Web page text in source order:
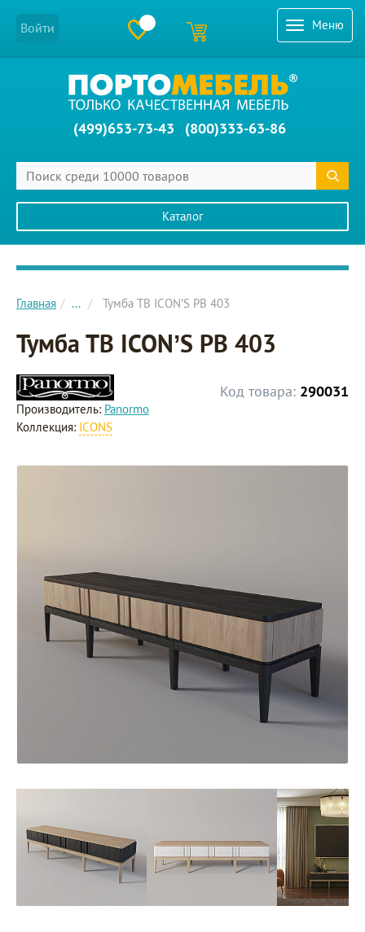
Меню
Войти
(499)653-73-43 (800)333-63-86
Каталог
Главное меню сайта
Главная ... Тумба ТВ ICON’S РВ 403
Тумба ТВ ICON’S РВ 403
Код товара: 290031
Производитель: Panormo
Коллекция: ICONS